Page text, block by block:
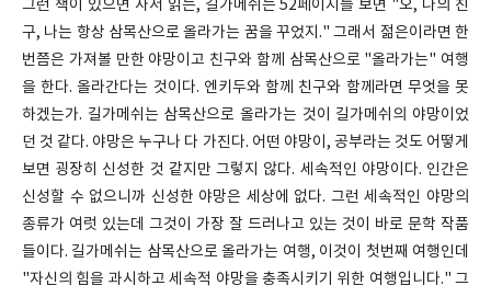
그런 책이 있으면 사서 읽는, 길가메쉬는 52페이지를 보면 "오, 나의 친
구, 나는 항상 삼목산으로 올라가는 꿈을 꾸었지." 그래서 젊은이라면 한
번쯤은 가져볼 만한 야망이고 친구와 함께 삼목산으로 "올라가는" 여행
을 한다. 올라간다는 것이다. 엔키두와 함께 친구와 함께라면 무엇을 못
하겠는가. 길가메쉬는 삼목산으로 올라가는 것이 길가메쉬의 야망이었
던 것 같다. 야망은 누구나 다 가진다. 어떤 야망이, 공부라는 것도 어떻게
보면 굉장히 신성한 것 같지만 그렇지 않다. 세속적인 야망이다. 인간은
신성할 수 없으니까 신성한 야망은 세상에 없다. 그런 세속적인 야망의
종류가 여럿 있는데 그것이 가장 잘 드러나고 있는 것이 바로 문학 작품
들이다. 길가메쉬는 삼목산으로 올라가는 여행, 이것이 첫번째 여행인데
"자신의 힘을 과시하고 세속적 야망을 충족시키기 위한 여행입니다." 그